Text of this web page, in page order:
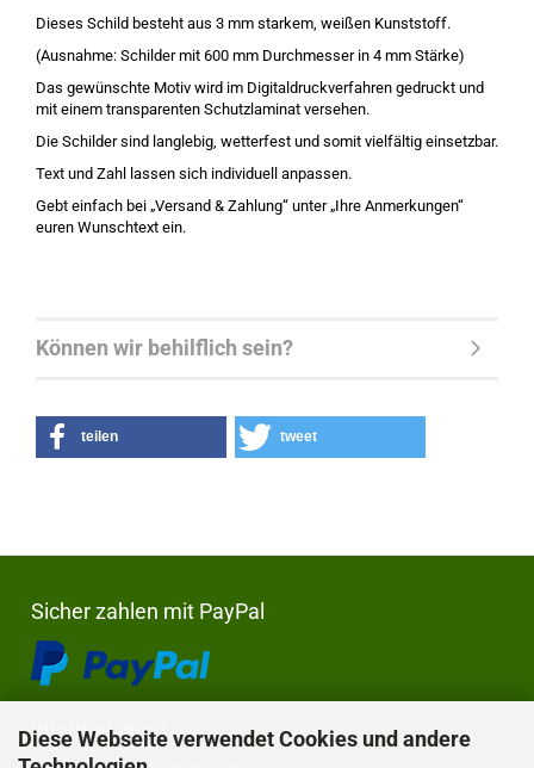
Diese Webseite verwendet Cookies und andere
Dieses Schild besteht aus 3 mm starkem, weißen Kunststoff.
(Ausnahme: Schilder mit 600 mm Durchmesser in 4 mm Stärke)
Das gewünschte Motiv wird im Digitaldruckverfahren gedruckt und
mit einem transparenten Schutzlaminat versehen.
Die Schilder sind langlebig, wetterfest und somit vielfältig einsetzbar.
Text und Zahl lassen sich individuell anpassen.
Gebt einfach bei „Versand & Zahlung“ unter „Ihre Anmerkungen“
euren Wunschtext ein.
Können wir behilflich sein?
teilen tweet
Sicher zahlen mit PayPal
Informationen